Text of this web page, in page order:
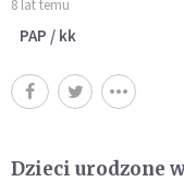
8 lat temu
PAP / kk
Dzieci urodzone